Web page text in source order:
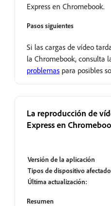
Express en Chromebook.
Pasos siguientes
Si las cargas de vídeo
la Chromebook, consulta
problemas para posibles
La reproducción de
Express en
Versión de la aplicación
Tipos de dispositivo
Última actualización:
Resumen